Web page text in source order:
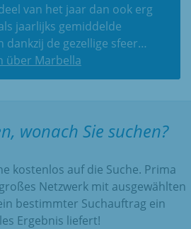
van het jaar dan ook erg
jaarlijks gemiddelde
de gezellige sfeer
plaats te vinden. De stad
prachtige zandstranden die
oktober tot en met maart
van voldoende water
is Puerto Banús de
van de
über Marbella
wonach Sie suchen?
kostenlos auf die Suche. Prima
Netzwerk mit ausgewählten
bestimmter Suchauftrag ein
Ergebnis liefert!